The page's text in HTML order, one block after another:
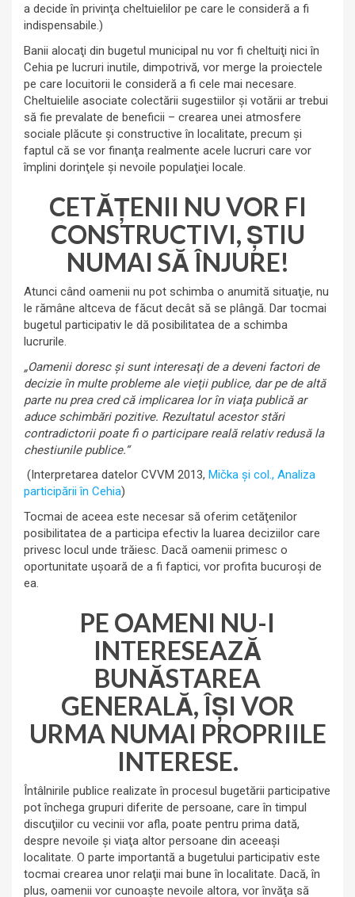
a decide în privinţa cheltuielilor pe care le consideră a fi
indispensabile.)
Banii alocaţi din bugetul municipal nu vor fi cheltuiţi nici în
Cehia pe lucruri inutile, dimpotrivă, vor merge la proiectele
pe care locuitorii le consideră a fi cele mai necesare.
Cheltuielile asociate colectării sugestiilor şi votării ar trebui
să fie prevalate de beneficii – crearea unei atmosfere
sociale plăcute şi constructive în localitate, precum şi
faptul că se vor finanţa realmente acele lucruri care vor
împlini dorinţele şi nevoile populaţiei locale.
CETĂŢENII NU VOR FI
CONSTRUCTIVI, ŞTIU
NUMAI SĂ ÎNJURE!
Atunci când oamenii nu pot schimba o anumită situaţie, nu
le rămâne altceva de făcut decât să se plângă. Dar tocmai
bugetul participativ le dă posibilitatea de a schimba
lucrurile.
„Oamenii doresc şi sunt interesaţi de a deveni factori de
decizie în multe probleme ale vieţii publice, dar pe de altă
parte nu prea cred că implicarea lor în viaţa publică ar
aduce schimbări pozitive. Rezultatul acestor stări
contradictorii poate fi o participare reală relativ redusă la
chestiunile publice.“
(Interpretarea datelor CVVM 2013, Mička şi col., Analiza
participării în Cehia)
Tocmai de aceea este necesar să oferim cetăţenilor
posibilitatea de a participa efectiv la luarea deciziilor care
privesc locul unde trăiesc. Dacă oamenii primesc o
oportunitate uşoară de a fi faptici, vor profita bucuroşi de
ea.
PE OAMENI NU-I
INTERESEAZĂ
BUNĂSTAREA
GENERALĂ, ÎŞI VOR
URMA NUMAI PROPRIILE
INTERESE.
Întâlnirile publice realizate în procesul bugetării participative
pot închega grupuri diferite de persoane, care în timpul
discuţiilor cu vecinii vor afla, poate pentru prima dată,
despre nevoile şi viaţa altor persoane din aceeaşi
localitate. O parte importantă a bugetului participativ este
tocmai crearea unor relaţii mai bune în localitate. Dacă, în
plus, oamenii vor cunoaşte nevoile altora, vor învăţa să